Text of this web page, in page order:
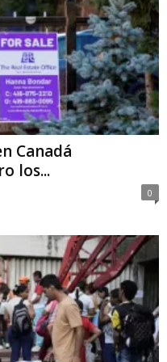
Canadá
los...
0